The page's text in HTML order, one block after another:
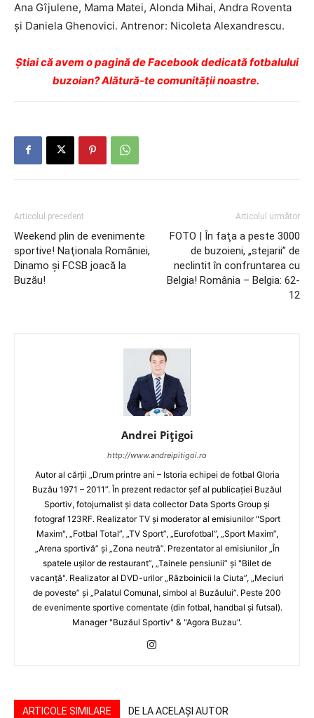
Ana Gîjulene, Mama Matei, Alonda Mihai, Andra Roventa
şi Daniela Ghenovici. Antrenor: Nicoleta Alexandrescu.
Ştiai că avem o pagină de Facebook dedicată fotbalului
buzoian? Alătură-te comunității noastre.
Articolul precedent
Weekend plin de evenimente
sportive! Naţionala României,
Dinamo şi FCSB joacă la
Buzău!
Articolul următor
FOTO | În faţa a peste 3000
de buzoieni, „stejarii” de
neclintit în confruntarea cu
Belgia! România – Belgia: 62-
12
Andrei Pițigoi
http://www.andreipitigoi.ro
Autor al cărţii „Drum printre ani – Istoria echipei de fotbal Gloria
Buzău 1971 – 2011”. În prezent redactor şef al publicaţiei Buzăul
Sportiv, fotojurnalist şi data collector Data Sports Group şi
fotograf 123RF. Realizator TV şi moderator al emisiunilor "Sport
Maxim", „Fotbal Total”, „TV Sport”, „Eurofotbal”, „Sport Maxim”,
„Arena sportivă” şi „Zona neutră”. Prezentator al emisiunilor „În
spatele uşilor de restaurant”, „Tainele pensiunii” şi "Bilet de
vacanţă". Realizator al DVD-urilor „Războinicii la Ciuta”, „Meciuri
de poveste” şi „Palatul Comunal, simbol al Buzăului”. Peste 200
de evenimente sportive comentate (din fotbal, handbal şi futsal).
Manager "Buzăul Sportiv" & "Agora Buzau".
ARTICOLE SIMILARE DE LA ACELAȘI AUTOR